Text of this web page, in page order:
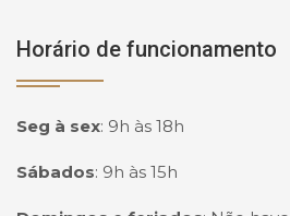
Horário de funcionamento
Seg à sex: 9h às 18h
Sábados: 9h às 15h